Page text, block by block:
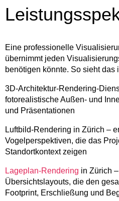
Eine professionelle
übernimmt jeden
benötigen könnte. So sieht das
3D-Architektur-Rendering-
fotorealistische Außen- und
und Präsentationen
Luftbild-Rendering in Zürich –
Vogelperspektiven, die das
Standortkontext zeigen
Lageplan-Rendering in Zürich
Übersichtslayouts, die den
Footprint, Erschließung und